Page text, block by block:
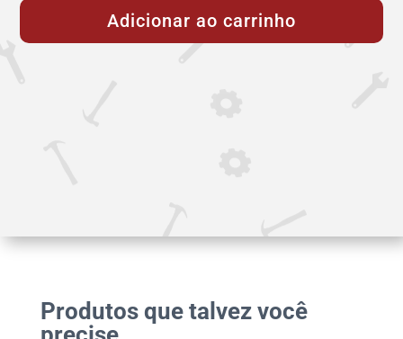
Gaveta
com
Adicionar ao carrinho
Produtos que talvez você